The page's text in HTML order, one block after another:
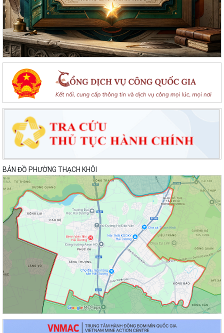
BẢN ĐỒ PHƯỜNG THẠCH KHÔI
Lan toả đạo lý "Uống nước nhớ nguồn" tại Trung tâm Phục vụ hành
chính công phường Thạch Khôi: Hướng...
Nâng cao kỹ năng sử dụng Internet, mạng xã hội an toàn cho trẻ em,
học sinh trên địa bàn thành phố
Hội nghị Ban Thường vụ Đảng ủy phường lần thứ 35
Sôi nổi ngày hội hiến máu "Thạch Khôi - ngàn trái tim hồng" năm 2026
Kế hoạch Giám sát và xử lý dịch, ổ dịch trên địa bàn phường Thạch